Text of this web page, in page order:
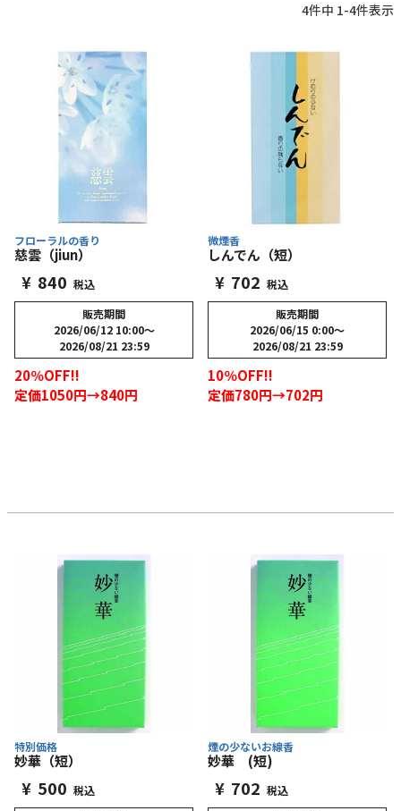
4件中 1-4件表示
フローラルの香り
慈雲（jiun）
¥ 840 税込
販売期間
2026/06/12 10:00〜
2026/08/21 23:59
20％OFF!!
定価1050円→840円
微煙香
しんでん（短）
¥ 702 税込
販売期間
2026/06/15 0:00〜
2026/08/21 23:59
10％OFF!!
定価780円→702円
特別価格
妙華（短）
¥ 500 税込
煙の少ないお線香
妙華 (短)
¥ 702 税込